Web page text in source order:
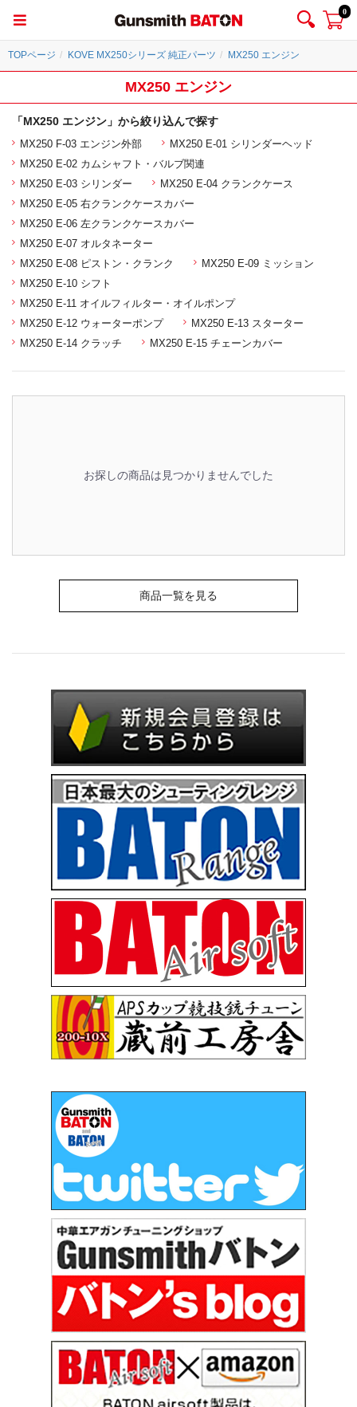
0
TOPページ KOVE MX250シリーズ 純正パーツ MX250 エンジン
MX250 エンジン
「MX250 エンジン」から絞り込んで探す
MX250 F-03 エンジン外部
MX250 E-01 シリンダーヘッド
MX250 E-02 カムシャフト・バルブ関連
MX250 E-03 シリンダー
MX250 E-04 クランクケース
MX250 E-05 右クランクケースカバー
MX250 E-06 左クランクケースカバー
MX250 E-07 オルタネーター
MX250 E-08 ピストン・クランク
MX250 E-09 ミッション
MX250 E-10 シフト
MX250 E-11 オイルフィルター・オイルポンプ
MX250 E-12 ウォーターポンプ
MX250 E-13 スターター
MX250 E-14 クラッチ
MX250 E-15 チェーンカバー
お探しの商品は見つかりませんでした
商品一覧を見る